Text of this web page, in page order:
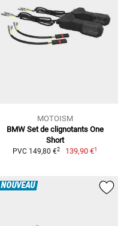
MOTOISM
BMW Set de clignotants One
Short
PVC 149,80 €2 139,90 €1
NOUVEAU